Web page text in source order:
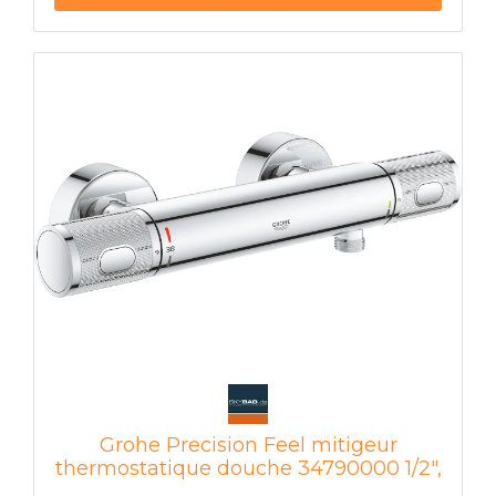
selon le type et l'étendue des salissures.
métal réglable ensuite de 6° Icône de douche
de tête et de main Verrou de sécurité SafeStop
l'arrêt et le contrôle du volume Conversion
pour 2 sorties Débit sortie B = 27 l/min Sortie C
= 30 l/min sans jeu de coques
Grohe Precision Feel mitigeur
thermostatique douche 34790000 1/2",